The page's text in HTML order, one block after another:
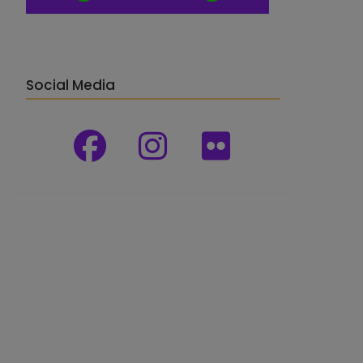
Social Media